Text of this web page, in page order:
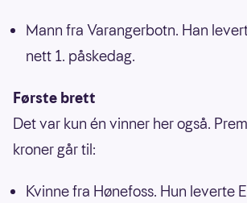
Mann fra Varangerbotn. Han
nett 1. påskedag.
Første brett
Det var kun én vinner her også.
kroner går til:
Kvinne fra Hønefoss. Hun leverte